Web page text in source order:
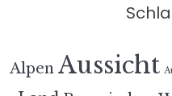
Alpen Aussicht